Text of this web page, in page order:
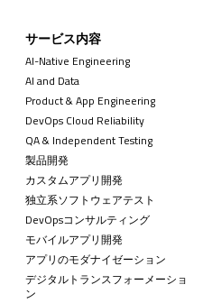
サービス内容
AI-Native Engineering
AI and Data
Product & App Engineering
DevOps Cloud Reliability
QA & Independent Testing
製品開発
カスタムアプリ開発
独立系ソフトウェアテスト
DevOpsコンサルティング
モバイルアプリ開発
アプリのモダナイゼーション
デジタルトランスフォーメーショ
ン